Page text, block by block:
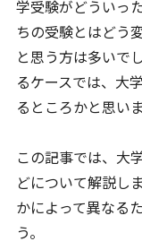
学受験がどういっ
ちの受験とはどう
と思う方は多いで
るケースでは、大
るところかと思いま
この記事では、大
どについて解説し
かによって異なる
う。